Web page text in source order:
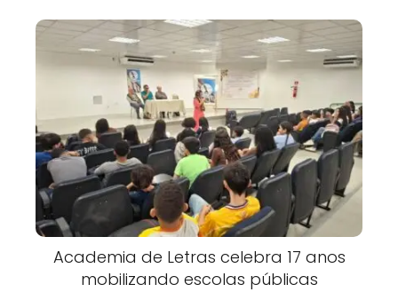
Academia de Letras celebra 17 anos
mobilizando escolas públicas